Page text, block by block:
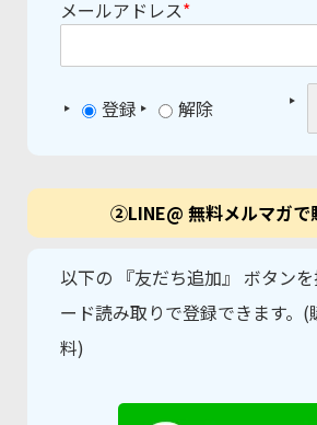
メールアドレス*
登録 解除
②LINE@ 無料メルマガで
以下の 『友だち追加』 ボタン
ード読み取りで登録できます。(
料)